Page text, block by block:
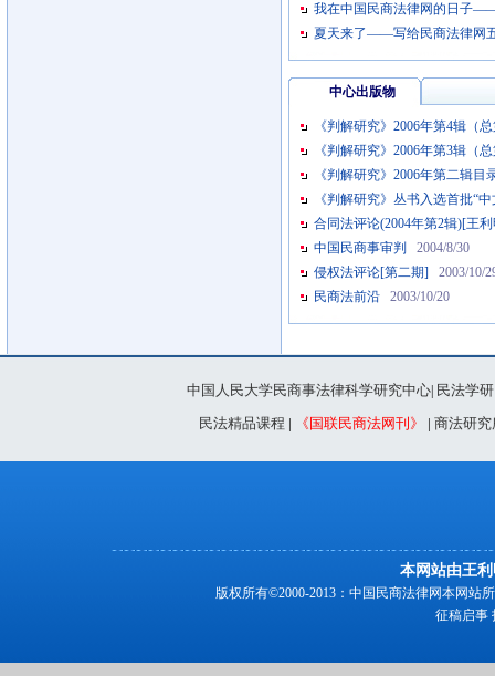
我在中国民商法律网的日子
夏天来了——写给民商法律网
中心出版物
《判解研究》2006年第4辑（
《判解研究》2006年第3辑（
《判解研究》2006年第二辑目
《判解研究》丛书入选首批“
合同法评论(2004年第2辑)[王
中国民商事审判
2004/8/30
侵权法评论[第二期]
2003/10/
民商法前沿
2003/10/20
中国人民大学民商事法律科学研究中心| 民法学
民法精品课程 | 《国联民商法网刊》 | 商法研究
本网站由王
版权所有©2000-2013：中国民商法律网本网站
征稿启事